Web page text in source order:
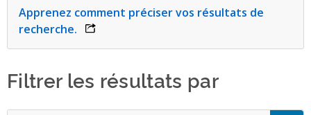
Apprenez comment préciser vos résultats de
recherche. opens link in a new window
Filtrer les résultats par